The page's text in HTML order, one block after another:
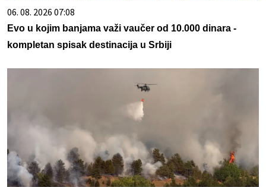
06. 08. 2026 07:08
Evo u kojim banjama važi vaučer od 10.000 dinara -
kompletan spisak destinacija u Srbiji